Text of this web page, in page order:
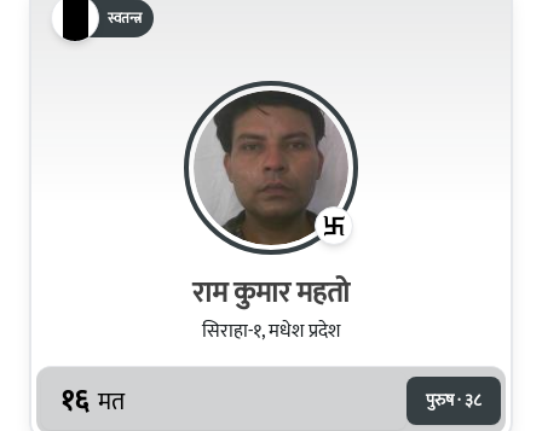
स्वतन्त्र
राम कुमार महतो
सिराहा-१, मधेश प्रदेश
१६ मत पुरुष · ३८